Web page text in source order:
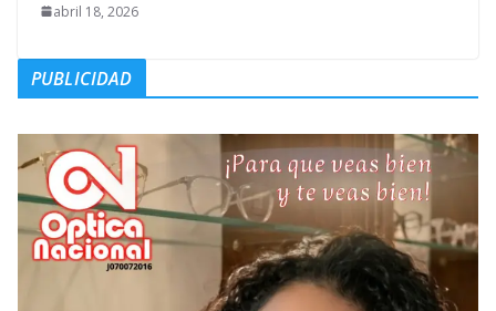
abril 18, 2026
PUBLICIDAD